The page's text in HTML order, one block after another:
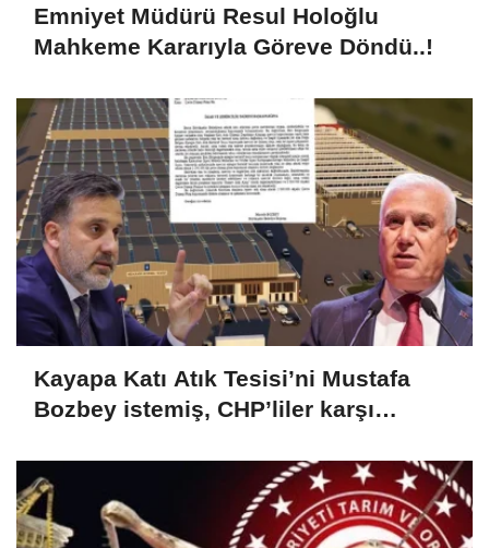
Emniyet Müdürü Resul Holoğlu
Mahkeme Kararıyla Göreve Döndü..!
Kayapa Katı Atık Tesisi’ni Mustafa
Bozbey istemiş, CHP’liler karşı